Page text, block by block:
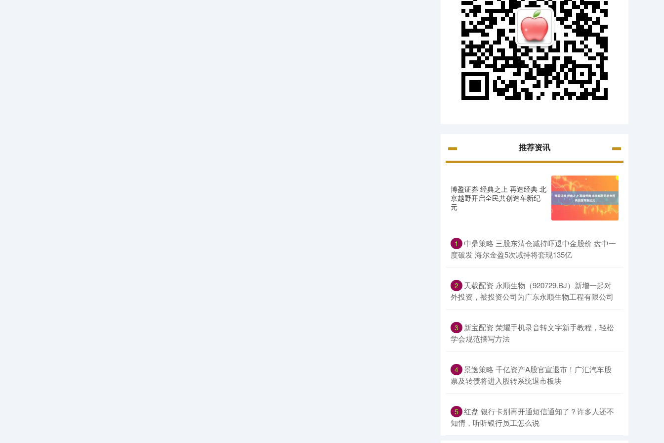
推荐资讯
博盈证券 经典之上 再造经典 北
京越野开启全民共创造车新纪
元
1
中鼎策略 三股东清仓减持吓退中金股价 盘中一
度破发 海尔金盈5次减持将套现135亿
2
天载配资 永顺生物（920729.BJ）新增一起对
外投资，被投资公司为广东永顺生物工程有限公司
3
新宝配资 荣耀手机录音转文字新手教程，轻松
学会规范撰写方法
4 景逸策略 千亿资产A股官宣退市！广汇汽车股
票及转债将进入股转系统退市板块
5 红盘 银行卡别再开通短信通知了？许多人还不
知情，听听银行员工怎么说